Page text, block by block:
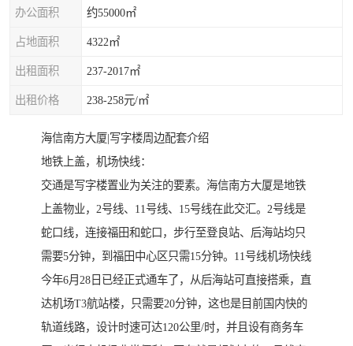
办公面积 约55000㎡
占地面积 4322㎡
出租面积 237-2017㎡
出租价格 238-258元/㎡
海信南方大厦|写字楼周边配套介绍
地铁上盖，机场快线：
交通是写字楼置业为关注的要素。海信南方大厦是地铁
上盖物业，2号线、11号线、15号线在此交汇。2号线是
蛇口线，连接福田和蛇口，步行至登良站、后海站均只
需要5分钟，到福田中心区只需15分钟。11号线机场快线
今年6月28日已经正式通车了，从后海站可直接搭乘，直
达机场T3航站楼，只需要20分钟，这也是目前国内快的
轨道线路，设计时速可达120公里/时，并且设有商务车
龙华观澜